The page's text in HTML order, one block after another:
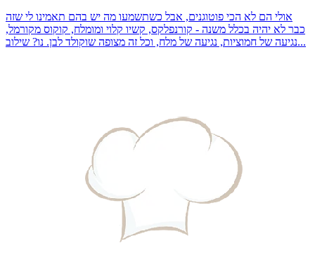
אולי הם לא הכי פוטוגנים, אבל כשתשמעו מה יש בהם תאמינו לי שזה
כבר לא יהיה בכלל משנה - קורנפלקס, קשיו קלוי ומומלח, קוקוס מקורמל,
נגיעה של חמוציות, נגיעה של מלח, וכל זה מצופה שוקולד לבן. נו? שילוב...